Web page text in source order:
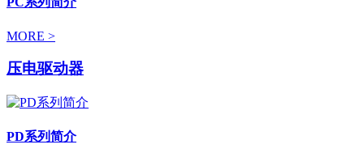
MORE >
压电驱动器
PD系列简介